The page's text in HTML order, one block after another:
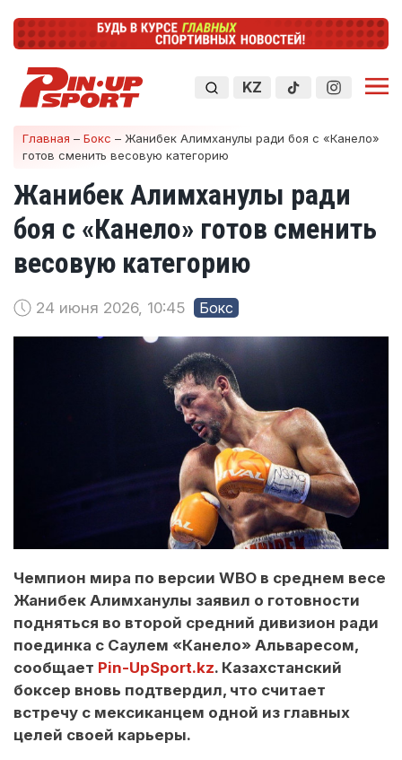
KZ
Главная – Бокс – Жанибек Алимханулы ради боя с «Канело»
готов сменить весовую категорию
Жанибек Алимханулы ради
боя с «Канело» готов сменить
весовую категорию
24 июня 2026, 10:45 Бокс
Чемпион мира по версии WBO в среднем весе
Жанибек Алимханулы заявил о готовности
подняться во второй средний дивизион ради
поединка с Саулем «Канело» Альваресом,
сообщает Pin-UpSport.kz. Казахстанский
боксер вновь подтвердил, что считает
встречу с мексиканцем одной из главных
целей своей карьеры.